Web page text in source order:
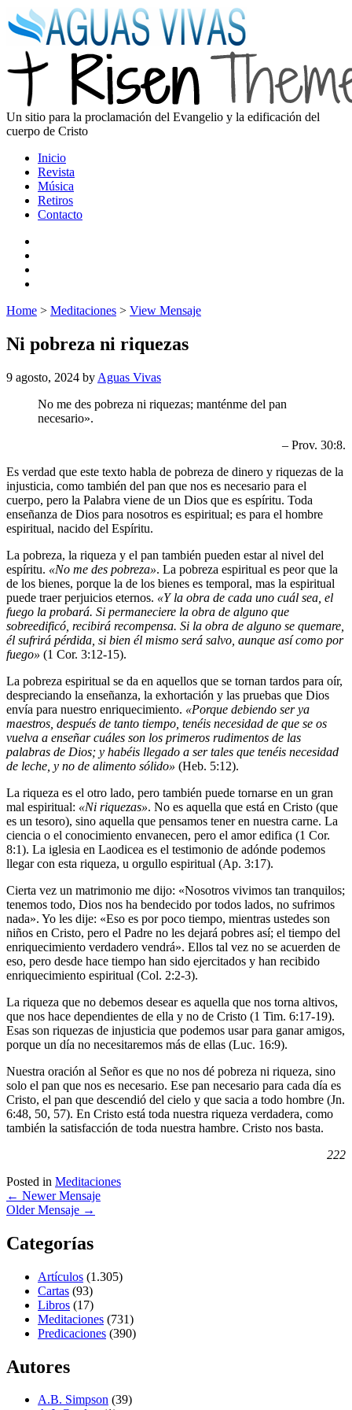
Un sitio para la proclamación del Evangelio y la edificación del
cuerpo de Cristo
Inicio
Revista
Música
Retiros
Contacto
Home > Meditaciones > View Mensaje
Ni pobreza ni riquezas
9 agosto, 2024 by Aguas Vivas
No me des pobreza ni riquezas; manténme del pan
necesario».
– Prov. 30:8.
Es verdad que este texto habla de pobreza de dinero y riquezas de la
injusticia, como también del pan que nos es necesario para el
cuerpo, pero la Palabra viene de un Dios que es espíritu. Toda
enseñanza de Dios para nosotros es espiritual; es para el hombre
espiritual, nacido del Espíritu.
La pobreza, la riqueza y el pan también pueden estar al nivel del
espíritu. «No me des pobreza». La pobreza espiritual es peor que la
de los bienes, porque la de los bienes es temporal, mas la espiritual
puede traer perjuicios eternos. «Y la obra de cada uno cuál sea, el
fuego la probará. Si permaneciere la obra de alguno que
sobreedificó, recibirá recompensa. Si la obra de alguno se quemare,
él sufrirá pérdida, si bien él mismo será salvo, aunque así como por
fuego» (1 Cor. 3:12-15).
La pobreza espiritual se da en aquellos que se tornan tardos para oír,
despreciando la enseñanza, la exhortación y las pruebas que Dios
envía para nuestro enriquecimiento. «Porque debiendo ser ya
maestros, después de tanto tiempo, tenéis necesidad de que se os
vuelva a enseñar cuáles son los primeros rudimentos de las
palabras de Dios; y habéis llegado a ser tales que tenéis necesidad
de leche, y no de alimento sólido» (Heb. 5:12).
La riqueza es el otro lado, pero también puede tornarse en un gran
mal espiritual: «Ni riquezas». No es aquella que está en Cristo (que
es un tesoro), sino aquella que pensamos tener en nuestra carne. La
ciencia o el conocimiento envanecen, pero el amor edifica (1 Cor.
8:1). La iglesia en Laodicea es el testimonio de adónde podemos
llegar con esta riqueza, u orgullo espiritual (Ap. 3:17).
Cierta vez un matrimonio me dijo: «Nosotros vivimos tan tranquilos;
tenemos todo, Dios nos ha bendecido por todos lados, no sufrimos
nada». Yo les dije: «Eso es por poco tiempo, mientras ustedes son
niños en Cristo, pero el Padre no les dejará pobres así; el tiempo del
enriquecimiento verdadero vendrá». Ellos tal vez no se acuerden de
eso, pero desde hace tiempo han sido ejercitados y han recibido
enriquecimiento espiritual (Col. 2:2-3).
La riqueza que no debemos desear es aquella que nos torna altivos,
que nos hace dependientes de ella y no de Cristo (1 Tim. 6:17-19).
Esas son riquezas de injusticia que podemos usar para ganar amigos,
porque un día no necesitaremos más de ellas (Luc. 16:9).
Nuestra oración al Señor es que no nos dé pobreza ni riqueza, sino
solo el pan que nos es necesario. Ese pan necesario para cada día es
Cristo, el pan que descendió del cielo y que sacia a todo hombre (Jn.
6:48, 50, 57). En Cristo está toda nuestra riqueza verdadera, como
también la satisfacción de toda nuestra hambre. Cristo nos basta.
222
Posted in Meditaciones
← Newer Mensaje
Older Mensaje →
Categorías
Artículos (1.305)
Cartas (93)
Libros (17)
Meditaciones (731)
Predicaciones (390)
Autores
A.B. Simpson (39)